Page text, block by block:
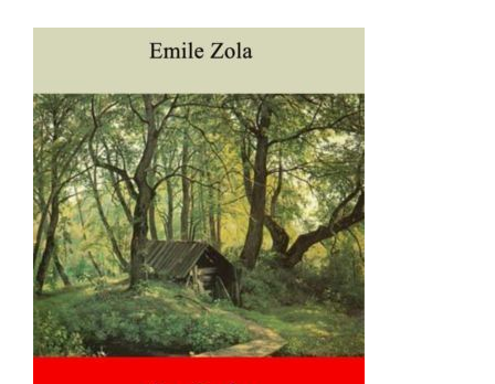
AJOUTER AU PANIER / DÉTAILS